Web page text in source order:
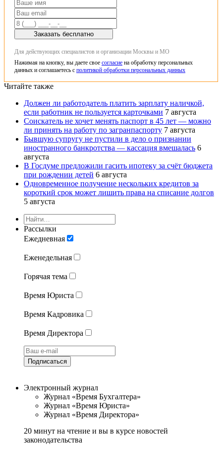
Заказать бесплатно
Для действующих специалистов и организации Москвы и МО
Нажимая на кнопку, вы даете свое согласие на обработку персональных
данных и соглашаетесь с политикой обработки персональных данных
Читайте также
Должен ли работодатель платить зарплату наличкой,
если работник не пользуется карточками 7 августа
Соискатель не хочет менять паспорт в 45 лет — можно
ли принять на работу по загранпаспорту 7 августа
Бывшую супругу не пустили в дело о признании
иностранного банкротства — кассация вмешалась 6
августа
В Госдуме предложили гасить ипотеку за счёт бюджета
при рождении детей 6 августа
Одновременное получение нескольких кредитов за
короткий срок может лишить права на списание долгов
5 августа
Рассылки
Ежедневная
Еженедельная
Горячая тема
Время Юриста
Время Кадровика
Время Директора
Подписаться
Электронный журнал
Журнал «Время Бухгалтера»
Журнал «Время Юриста»
Журнал «Время Директора»
20 минут на чтение и вы в курсе новостей
законодательства